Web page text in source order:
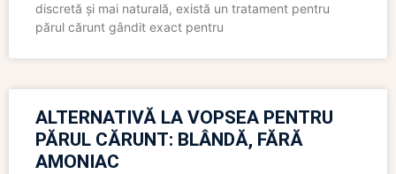
discretă și mai naturală, există un tratament pentru
părul cărunt gândit exact pentru
ALTERNATIVĂ LA VOPSEA PENTRU
PĂRUL CĂRUNT: BLÂNDĂ, FĂRĂ
AMONIAC